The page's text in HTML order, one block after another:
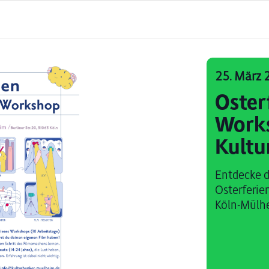
25. März
Entdecke
Köln-